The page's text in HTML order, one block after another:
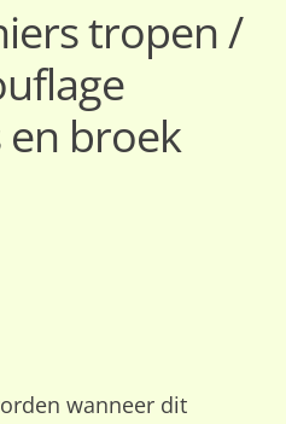
tropen /
broek
wanneer dit